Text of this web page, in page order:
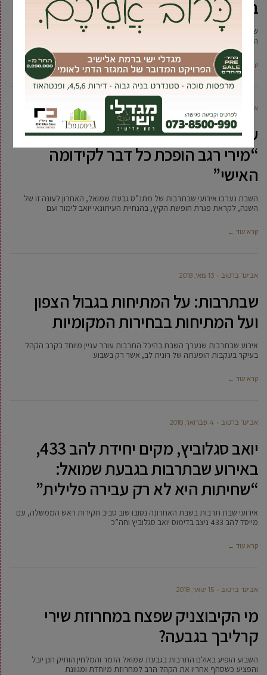
במיוחד בגבעת שמואל
שבת פוליטית במיוחד עברה על הגבעה, כשבאולם התרבות המרכזי נערך אירוע
השבת תרבות האחרון לפני הבחירות בהשתתפות השר אלי כהן
קרא עוד ←
אביעד ברטוב
עופר שלח בשבתרבות בגבעת שמואל:
“מירי רגב הופכת כל דבר לקידומה
האישי”
השבת נערכו אירועי שבתרבות של מתנ”ס גבעת שמואל, האחרון לעונה זו של
השנה, לקראת פגרת חופשת הקיץ, בהנחיית העיתונאי יואב לימור ועם
קרא עוד ←
אביעד ברטוב 13 מאי, 2018
שבתרבות: על המתיחות בגבול הצפון
ועל המתיחות בבחירות המקומיות
אירוע שבתרבות שנערך השבת בהיכל התרבות עורר עניין מיוחד בקרב הקהל
בעיקר בעקבות הופעתה של רונית לב, אשר רק בשבוע
קרא עוד ←
אביעד ברטוב 4 פברואר, 2018
יואב סגלוביץ, מקים יחידת להב 433,
באירוע שבתרבות בגבעת שמואל:
“שחיתות היא לא רק עבירה פלילית”
אירועי שבת תרבות בשבת האחרונה נסובו שוב סביב חקירות ראש הממשלה, עם
מייסד להב 433 ניצב בדימוס יואב סגלוביץ וחה”כ
קרא עוד ←
אביעד ברטוב 15 ינואר, 2018
מי הקיבוצניק שפצח במחרוזת שירי
קרליבך בגבעה?
השבוע הופיע באולם התרבות בגבעת שמואל הזמר והמלחין הותיק חנן יובל
והפציע כשסחף אחריו את הקהל הרב למחרוזת מיוחדת ומגוונת